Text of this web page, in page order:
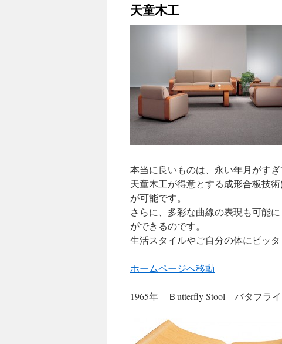
テ
ッ
プ
天童木工
本当に良いものは、永い年月がす
天童木工が得意とする成形合板技
が可能です。
さらに、多彩な曲線の表現も可能
ができるのです。
生活スタイルやご自分の体にピッタ
ホームページへ移動
1965年 Ｂutterfly Stool バタフラ